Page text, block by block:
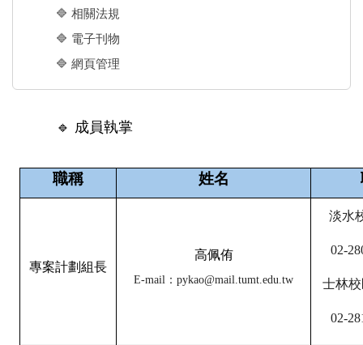
🔷 相關法規
🔷 電子刊物
🔷 網頁管理
🔹 成員執掌
職稱 姓名
專案計劃組長
高佩侑
E-mail ： pykao@mail.tumt.edu.tw
淡水
02-
士林
02-